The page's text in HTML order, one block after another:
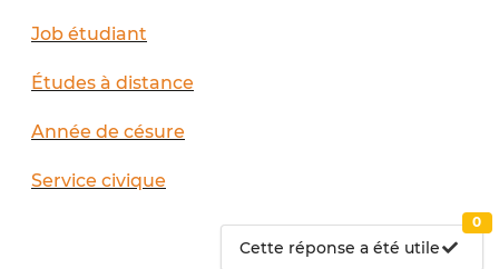
Job étudiant
Études à distance
Année de césure
Service civique
Cette réponse a été utile
0